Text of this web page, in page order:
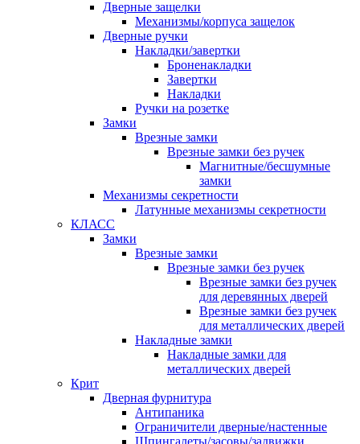
Дверные защелки
Механизмы/корпуса защелок
Дверные ручки
Накладки/завертки
Броненакладки
Завертки
Накладки
Ручки на розетке
Замки
Врезные замки
Врезные замки без ручек
Магнитные/бесшумные
замки
Механизмы секретности
Латунные механизмы секретности
КЛАСС
Замки
Врезные замки
Врезные замки без ручек
Врезные замки без ручек
для деревянных дверей
Врезные замки без ручек
для металлических дверей
Накладные замки
Накладные замки для
металлических дверей
Крит
Дверная фурнитура
Антипаника
Ограничители дверные/настенные